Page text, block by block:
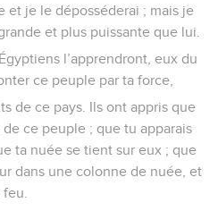
et je le déposséderai ; mais je
et plus puissante que lui.
l’apprendront, eux du
ce peuple par ta force,
de ce pays. Ils ont appris que
ce peuple ; que tu apparais
ta nuée se tient sur eux ; que
dans une colonne de nuée, et